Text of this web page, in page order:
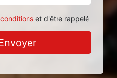
conditionset d'être rappelé